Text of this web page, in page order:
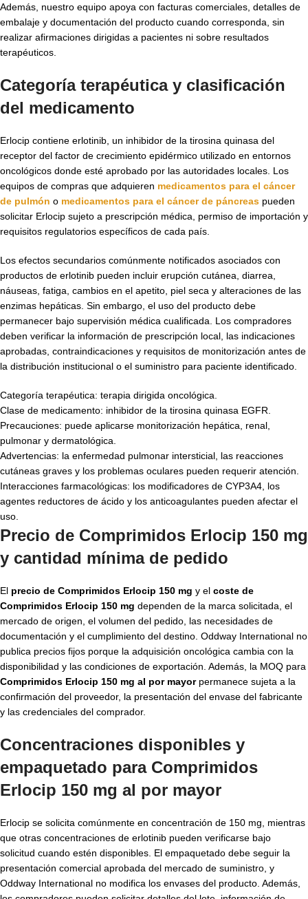
Además, nuestro equipo apoya con facturas comerciales, detalles de
embalaje y documentación del producto cuando corresponda, sin
realizar afirmaciones dirigidas a pacientes ni sobre resultados
terapéuticos.
Categoría terapéutica y clasificación
del medicamento
Erlocip contiene erlotinib, un inhibidor de la tirosina quinasa del
receptor del factor de crecimiento epidérmico utilizado en entornos
oncológicos donde esté aprobado por las autoridades locales. Los
equipos de compras que adquieren medicamentos para el cáncer
de pulmón o medicamentos para el cáncer de páncreas pueden
solicitar Erlocip sujeto a prescripción médica, permiso de importación y
requisitos regulatorios específicos de cada país.
Los efectos secundarios comúnmente notificados asociados con
productos de erlotinib pueden incluir erupción cutánea, diarrea,
náuseas, fatiga, cambios en el apetito, piel seca y alteraciones de las
enzimas hepáticas. Sin embargo, el uso del producto debe
permanecer bajo supervisión médica cualificada. Los compradores
deben verificar la información de prescripción local, las indicaciones
aprobadas, contraindicaciones y requisitos de monitorización antes de
la distribución institucional o el suministro para paciente identificado.
Categoría terapéutica: terapia dirigida oncológica.
Clase de medicamento: inhibidor de la tirosina quinasa EGFR.
Precauciones: puede aplicarse monitorización hepática, renal,
pulmonar y dermatológica.
Advertencias: la enfermedad pulmonar intersticial, las reacciones
cutáneas graves y los problemas oculares pueden requerir atención.
Interacciones farmacológicas: los modificadores de CYP3A4, los
agentes reductores de ácido y los anticoagulantes pueden afectar el
uso.
Precio de Comprimidos Erlocip 150 mg
y cantidad mínima de pedido
El precio de Comprimidos Erlocip 150 mg y el coste de
Comprimidos Erlocip 150 mg dependen de la marca solicitada, el
mercado de origen, el volumen del pedido, las necesidades de
documentación y el cumplimiento del destino. Oddway International no
publica precios fijos porque la adquisición oncológica cambia con la
disponibilidad y las condiciones de exportación. Además, la MOQ para
Comprimidos Erlocip 150 mg al por mayorpermanece sujeta a la
confirmación del proveedor, la presentación del envase del fabricante
y las credenciales del comprador.
Concentraciones disponibles y
empaquetado para Comprimidos
Erlocip 150 mg al por mayor
Erlocip se solicita comúnmente en concentración de 150 mg, mientras
que otras concentraciones de erlotinib pueden verificarse bajo
solicitud cuando estén disponibles. El empaquetado debe seguir la
presentación comercial aprobada del mercado de suministro, y
Oddway International no modifica los envases del producto. Además,